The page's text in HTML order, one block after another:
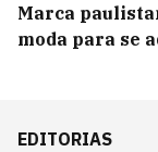
Marca
moda para se
EDITORIAS